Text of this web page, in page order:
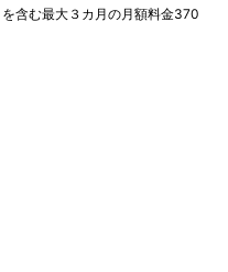
含む最大３カ月の月額料金370